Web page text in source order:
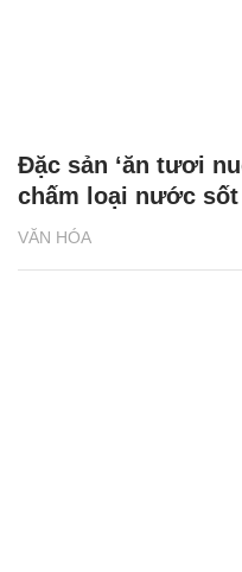
VĂN HÓA
Đặc sản ‘ăn tươi
chấm loại nước